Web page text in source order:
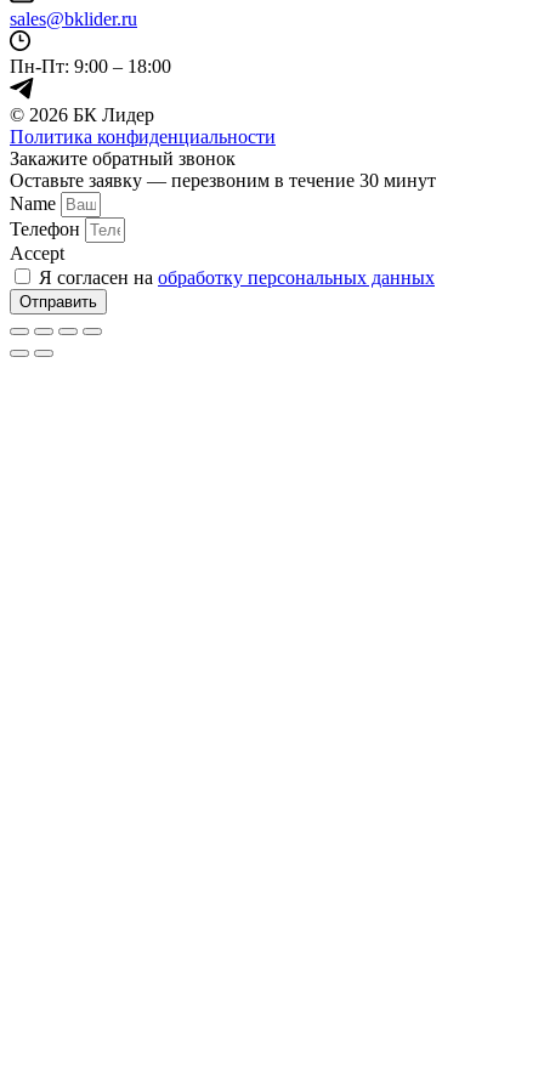
sales@bklider.ru
Пн-Пт: 9:00 – 18:00
© 2026 БК Лидер
Политика конфиденциальности
Прокрутка
вверх
Закажите обратный звонок
Оставьте заявку — перезвоним в течение 30 минут
Name
Телефон
Accept
Я согласен на обработку персональных данных
Отправить